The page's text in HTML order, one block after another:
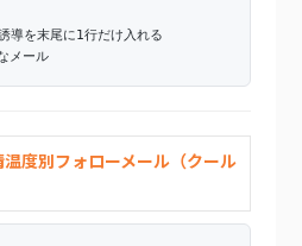
導を末尾に1行だけ入れる
メール
度別フォローメール（クール